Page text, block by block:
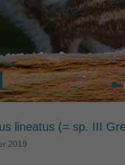
lineatus (= sp. III
2019